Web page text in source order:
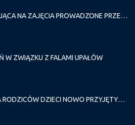
REKRUTACJA UZUPEŁNIAJĄCA NA ZAJĘCIA PROWADZONE PRZEZ PAŁAC MŁODZIEŻY W ROKU SZKOLNYM 2026/2027
W ZWIĄZKU Z FALAMI UPAŁÓW
WAŻNE INFORMACJE DLA RODZICÓW DZIECI NOWO PRZYJĘTYCH GR. I